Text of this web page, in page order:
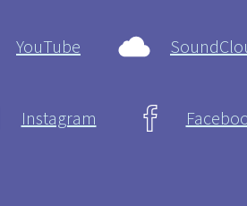
YouTube
Instagram